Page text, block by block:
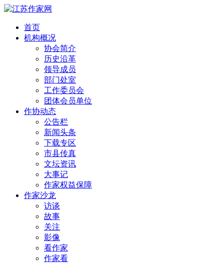
首页
机构概况
协会简介
历史沿革
领导成员
部门处室
工作委员会
团体会员单位
作协动态
公告栏
新闻头条
下载专区
市县传真
文坛资讯
大事记
作家权益保障
作家沙龙
访谈
故事
关注
影像
看作家
作家看